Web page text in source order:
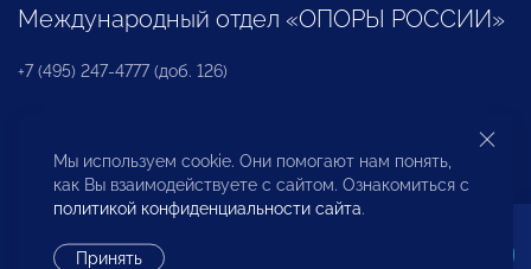
Международный отдел «ОПОРЫ РОССИИ»
+7 (495) 247-4777 (доб. 126)
Бюро по защите прав предпринимателей и
инвесторов
Мы используем cookie. Они помогают нам понять,
как Вы взаимодействуете с сайтом. Ознакомиться с
политикой конфиденциальности сайта.
Принять